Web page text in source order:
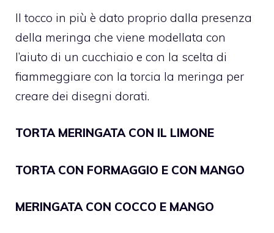
Il tocco in più è dato proprio dalla presenza
della meringa che viene modellata con
l’aiuto di un cucchiaio e con la scelta di
fiammeggiare con la torcia la meringa per
creare dei disegni dorati.
TORTA MERINGATA CON IL LIMONE
TORTA CON FORMAGGIO E CON MANGO
MERINGATA CON COCCO E MANGO